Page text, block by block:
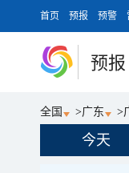
首页 预报 预警
预报
全国 >广东 >
今天